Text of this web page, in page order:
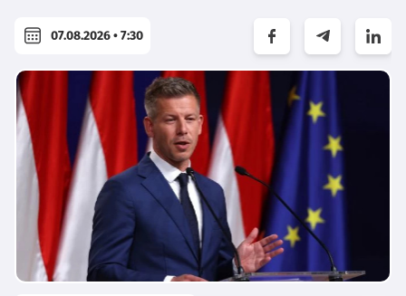
07.08.2026 • 7:30